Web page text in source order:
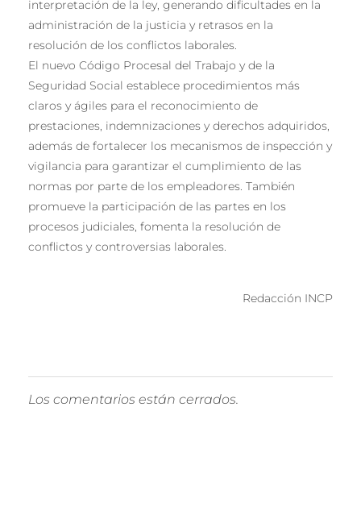
interpretación de la ley, generando dificultades en la
administración de la justicia y retrasos en la
resolución de los conflictos laborales.
El nuevo Código Procesal del Trabajo y de la
Seguridad Social establece procedimientos más
claros y ágiles para el reconocimiento de
prestaciones, indemnizaciones y derechos adquiridos,
además de fortalecer los mecanismos de inspección y
vigilancia para garantizar el cumplimiento de las
normas por parte de los empleadores. También
promueve la participación de las partes en los
procesos judiciales, fomenta la resolución de
conflictos y controversias laborales.
Redacción INCP
Los comentarios están cerrados.